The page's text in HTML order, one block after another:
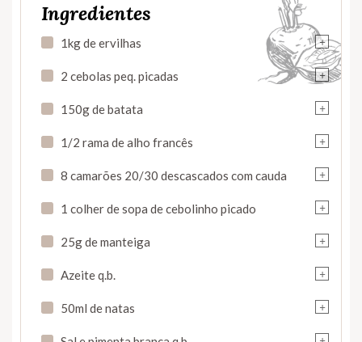
Ingredientes
+
1kg de ervilhas
+
2 cebolas peq. picadas
+
150g de batata
+
1/2 rama de alho francês
+
8 camarões 20/30 descascados com cauda
+
1 colher de sopa de cebolinho picado
+
25g de manteiga
+
Azeite q.b.
+
50ml de natas